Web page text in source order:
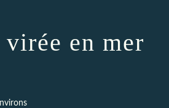
en mer